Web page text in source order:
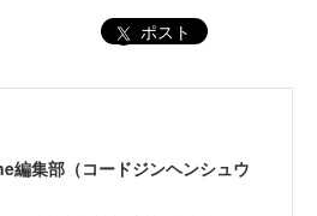
ポスト
編集部（コードジンヘンシュウ